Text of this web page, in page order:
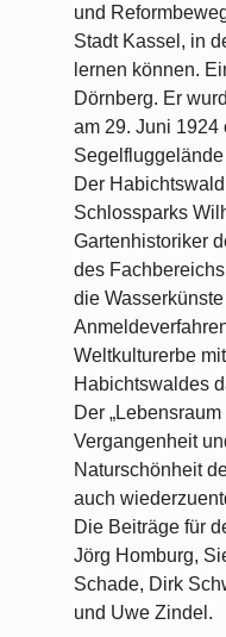
und
Stadt Kassel, in
lernen können.
Dörnberg. Er
am 29. Juni 1924
Der
Schlossparks
Gartenhistoriker
des
die
Weltkulturerbe
Habichtswaldes
Der
Vergangenheit
Naturschönheit
auch
Die Beiträge für
Jörg Homburg,
Schade, Dirk
und Uwe Zindel.